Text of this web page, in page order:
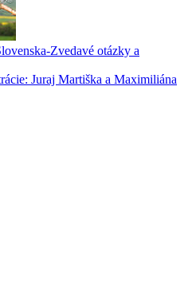
Zvedavé otázky a
Juraj Martiška a Maximiliána